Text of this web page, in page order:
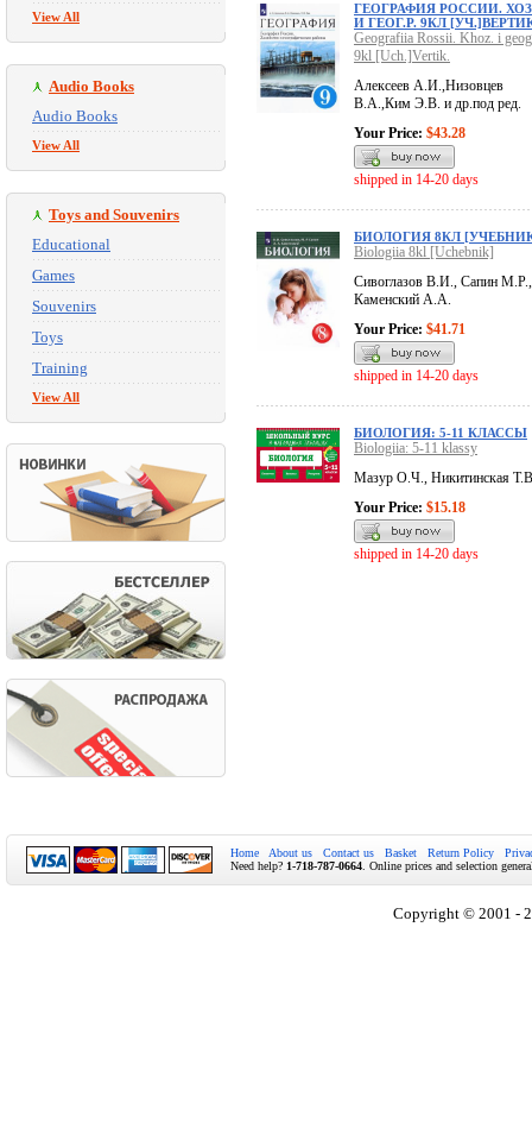
View All
Audio Books
Audio Books
View All
Toys and Souvenirs
Educational
Games
Souvenirs
Toys
Training
View All
ГЕОГРАФИЯ РОССИИ.
И ГЕОГ.Р. 9КЛ
Geografiia Rossii. Khoz. i
9kl [Uch.]Vertik.
Алексеев А.И.,Низовцев
В.А.,Ким Э.В. и др.под ред.
Your Price: $43.28
shipped in 14-20 days
БИОЛОГИЯ 8КЛ
Biologiia 8kl [Uchebnik]
Сивоглазов В.И., Сапин М.Р.,
Каменский А.А.
Your Price: $41.71
shipped in 14-20 days
БИОЛОГИЯ: 5-11 КЛАССЫ
Biologiia: 5-11 klassy
Мазур О.Ч., Никитинская
Your Price: $15.18
shipped in 14-20 days
Home About us Contact us Basket Return Policy
Need help? 1-718-787-0664 . Online prices and selection
Copyright © 2001 -